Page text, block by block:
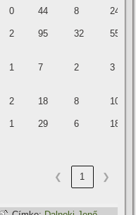
0 44 8 24
2 95 32 55
1 7 2 3
2 18 8 10
1 29 6 18
❮ 1 ❯